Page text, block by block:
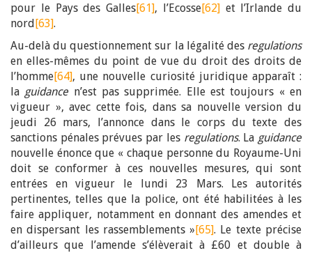
pour le Pays des Galles[61], l’Ecosse[62] et l’Irlande du
nord [63].
Au-delà du questionnement sur la légalité des regulations
en elles-mêmes du point de vue du droit des droits de
l’homme[64], une nouvelle curiosité juridique apparaît :
la guidancen’est pas supprimée. Elle est toujours « en
vigueur », avec cette fois, dans sa nouvelle version du
jeudi 26 mars, l’annonce dans le corps du texte des
sanctions pénales prévues par les regulations. La guidance
nouvelle énonce que « chaque personne du Royaume-Uni
doit se conformer à ces nouvelles mesures, qui sont
entrées en vigueur le lundi 23 Mars. Les autorités
pertinentes, telles que la police, ont été habilitées à les
faire appliquer, notamment en donnant des amendes et
en dispersant les rassemblements » [65]. Le texte précise
d’ailleurs que l’amende s’élèverait à £60 et double à